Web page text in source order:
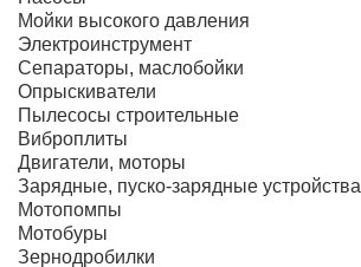
Мойки высокого давления
Электроинструмент
Сепараторы, маслобойки
Опрыскиватели
Пылесосы строительные
Виброплиты
Двигатели, моторы
Зарядные, пуско-зарядные устройства
Мотопомпы
Мотобуры
Зернодробилки